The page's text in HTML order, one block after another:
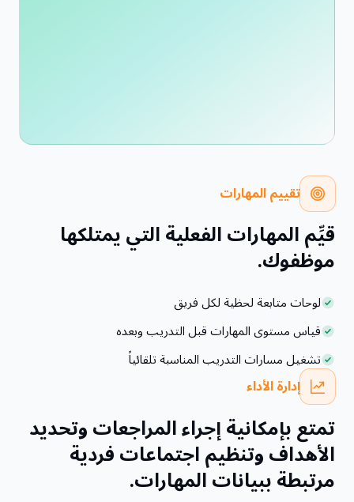
تقييم المهارات
قيِّم المهارات الفعلية التي يمتلكها
موظفوك.
لوحات متابعة لحظية لكل فريق
قياس مستوى المهارات قبل التدريب وبعده
تشغيل مسارات التدريب المناسبة تلقائياً
إدارة الأداء
تمتع بإمكانية إجراء المراجعات وتحديد
الأهداف وتنظيم اجتماعات فردية
مرتبطة ببيانات المهارات.